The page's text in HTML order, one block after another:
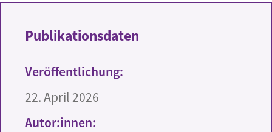
Publikationsdaten
Veröffentlichung:
22. April 2026
Autor:innen: